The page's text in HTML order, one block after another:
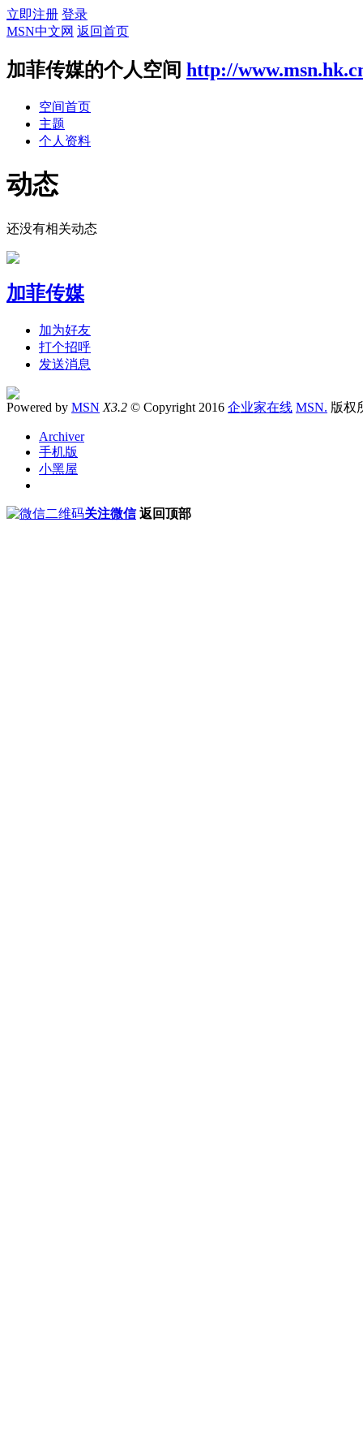
立即注册 登录
MSN中文网 返回首页
加菲传媒的个人空间 http://
空间首页
主题
个人资料
动态
还没有相关动态
加菲传媒
加为好友
打个招呼
发送消息
Powered by MSN X3.2 © Copyright 2016 企业家在线 MSN. 版权
Archiver
手机版
小黑屋
关注微信 返回顶部